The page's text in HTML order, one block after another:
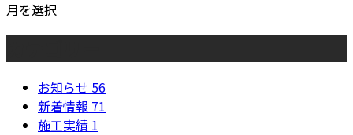
月を選択
お知らせ 56
新着情報 71
施工実績 1